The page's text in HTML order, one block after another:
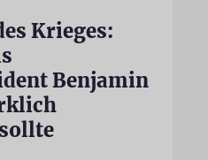
Krieges:
Benjamin